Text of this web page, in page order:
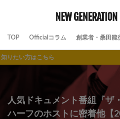
NEW
TOP Officialコラム 創業者・桑田龍
人気ドキュメント番組『ザ
ハーフのホストに密着他【